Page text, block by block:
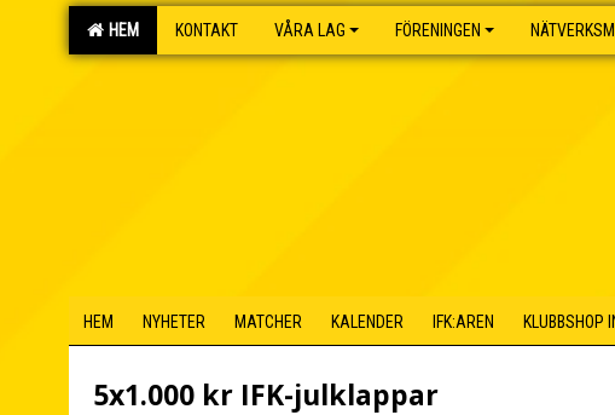
HEM KONTAKT VÅRA LAG FÖRENINGEN
HEM NYHETER MATCHER KALENDER IFK:AREN KLUBBSHOP
5x1.000 kr IFK-julklappar